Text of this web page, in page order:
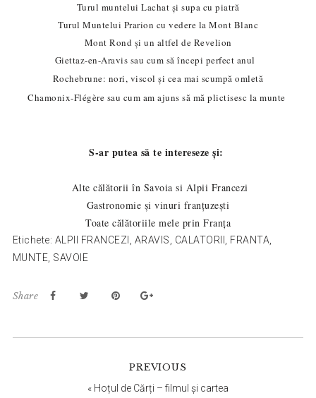
Turul muntelui Lachat și supa cu piatră
Turul Muntelui Prarion cu vedere la Mont Blanc
Mont Rond și un altfel de Revelion
Giettaz-en-Aravis sau cum să începi perfect anul
Rochebrune: nori, viscol și cea mai scumpă omletă
Chamonix-Flégère sau cum am ajuns să mă plictisesc la munte
S-ar putea să te intereseze și:
Alte călătorii în Savoia si Alpii Francezi
Gastronomie și vinuri franțuzești
Toate călătoriile mele prin Franța
Etichete: ALPII FRANCEZI ARAVIS CALATORII FRANTA
MUNTE SAVOIE
Share
PREVIOUS
« Hoțul de Cărți – filmul și cartea
Interactions